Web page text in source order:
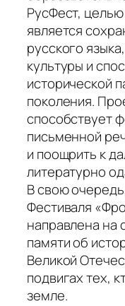
РусФест,
является
русского
культуры и
исторической
поколения.
способствует
письменной
и поощрить к
литературно
В свою
Фестиваля
направлена на
памяти об
Великой
подвигах тех,
земле.